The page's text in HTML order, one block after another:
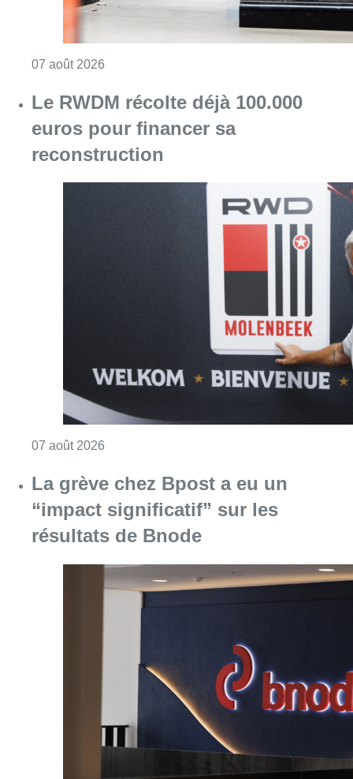
07 août 2026
Le RWDM récolte déjà 100.000
euros pour financer sa
reconstruction
07 août 2026
La grève chez Bpost a eu un
“impact significatif” sur les
résultats de Bnode